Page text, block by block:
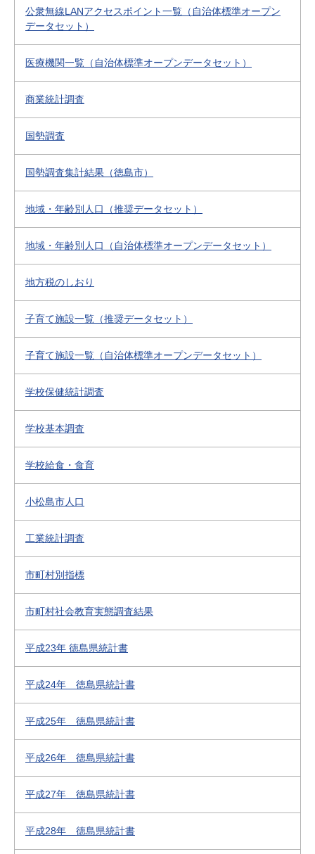
公衆無線LANアクセスポイント一覧（自治体標準オープン
データセット）
医療機関一覧（自治体標準オープンデータセット）
商業統計調査
国勢調査
国勢調査集計結果（徳島市）
地域・年齢別人口（推奨データセット）
地域・年齢別人口（自治体標準オープンデータセット）
地方税のしおり
子育て施設一覧（推奨データセット）
子育て施設一覧（自治体標準オープンデータセット）
学校保健統計調査
学校基本調査
学校給食・食育
小松島市人口
工業統計調査
市町村別指標
市町村社会教育実態調査結果
平成23年 徳島県統計書
平成24年 徳島県統計書
平成25年 徳島県統計書
平成26年 徳島県統計書
平成27年 徳島県統計書
平成28年 徳島県統計書